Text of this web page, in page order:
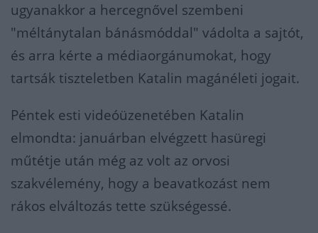
ugyanakkor a hercegnővel szembeni
"méltánytalan bánásmóddal" vádolta a sajtót,
és arra kérte a médiaorgánumokat, hogy
tartsák tiszteletben Katalin magánéleti jogait.
Péntek esti videóüzenetében Katalin
elmondta: januárban elvégzett hasüregi
műtétje után még az volt az orvosi
szakvélemény, hogy a beavatkozást nem
rákos elváltozás tette szükségessé.